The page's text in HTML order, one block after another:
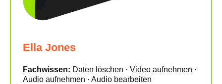
Ella Jones
Fachwissen: Daten löschen · Video aufnehmen ·
Audio aufnehmen · Audio bearbeiten